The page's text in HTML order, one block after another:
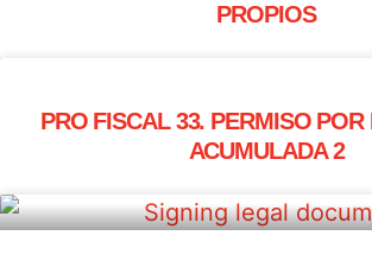
PROPIOS
PRO FISCAL 33. PERMISO
ACUMULADA 2